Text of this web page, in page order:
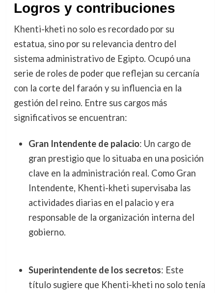
Logros y contribuciones
Khenti-kheti no solo es recordado por su
estatua, sino por su relevancia dentro del
sistema administrativo de Egipto. Ocupó una
serie de roles de poder que reflejan su cercanía
con la corte del faraón y su influencia en la
gestión del reino. Entre sus cargos más
significativos se encuentran:
Gran Intendente de palacio: Un cargo de
gran prestigio que lo situaba en una posición
clave en la administración real. Como Gran
Intendente, Khenti-kheti supervisaba las
actividades diarias en el palacio y era
responsable de la organización interna del
gobierno.
Superintendente de los secretos: Este
título sugiere que Khenti-kheti no solo tenía